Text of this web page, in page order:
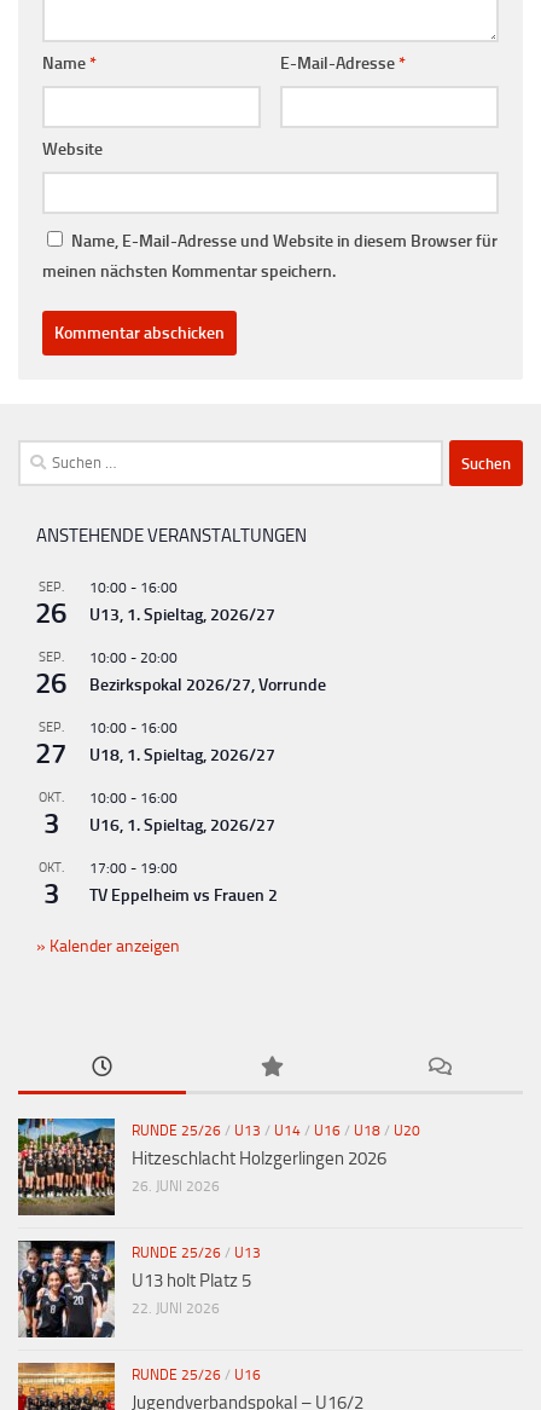
Name* E-Mail-Adresse*
Website
Name, E-Mail-Adresse und Website in diesem Browser für
meinen nächsten Kommentar speichern.
Suchen
nach:
ANSTEHENDE VERANSTALTUNGEN
SEP.
26
10:00 - 16:00
U13, 1. Spieltag, 2026/27
SEP.
26
10:00 - 20:00
Bezirkspokal 2026/27, Vorrunde
SEP.
27
10:00 - 16:00
U18, 1. Spieltag, 2026/27
OKT.
3
10:00 - 16:00
U16, 1. Spieltag, 2026/27
OKT.
3
17:00 - 19:00
TV Eppelheim vs Frauen 2
Kalender anzeigen
RUNDE 25/26 / U13 / U14 / U16 / U18 / U20
Hitzeschlacht Holzgerlingen 2026
26. JUNI 2026
RUNDE 25/26 / U13
U13 holt Platz 5
22. JUNI 2026
RUNDE 25/26 / U16
Jugendverbandspokal – U16/2